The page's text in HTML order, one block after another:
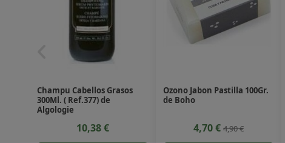
Champu Cabellos Grasos
300Ml. ( Ref.377) de
Algologie
10,38 €
Ozono Jabon Pastilla 100Gr.
de Boho
4,70 € 4,90 €